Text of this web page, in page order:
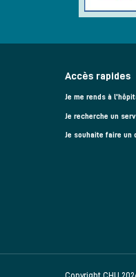
Accès rapides
Je me rends à
Je recherche un
Je souhaite faire un